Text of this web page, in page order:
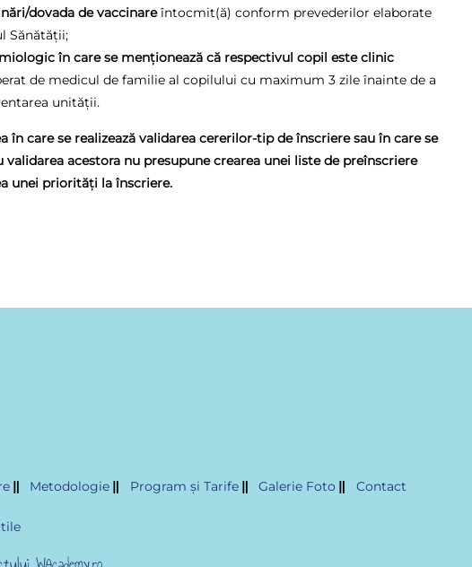
dovada de vaccinareîntocmit(ă) conform prevederilor elaborate
Sănătății;
în care se menționează că respectivul copil este clinic
de medicul de familie al copilului cu maximum 3 zile înainte de a
unității.
în care se realizează validarea cererilor-tip de înscriere sau în care se
validarea acestora nu presupune crearea unei liste de preînscriere
unei priorități la înscriere.
Metodologie Program și Tarife Galerie Foto Contact